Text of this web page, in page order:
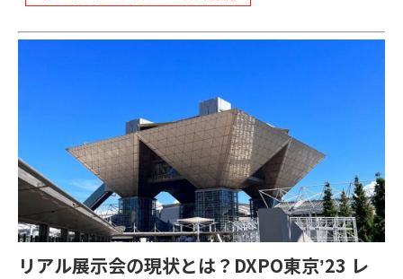
リアル展示会の現状とは？DXPO東京ʼ23 レ